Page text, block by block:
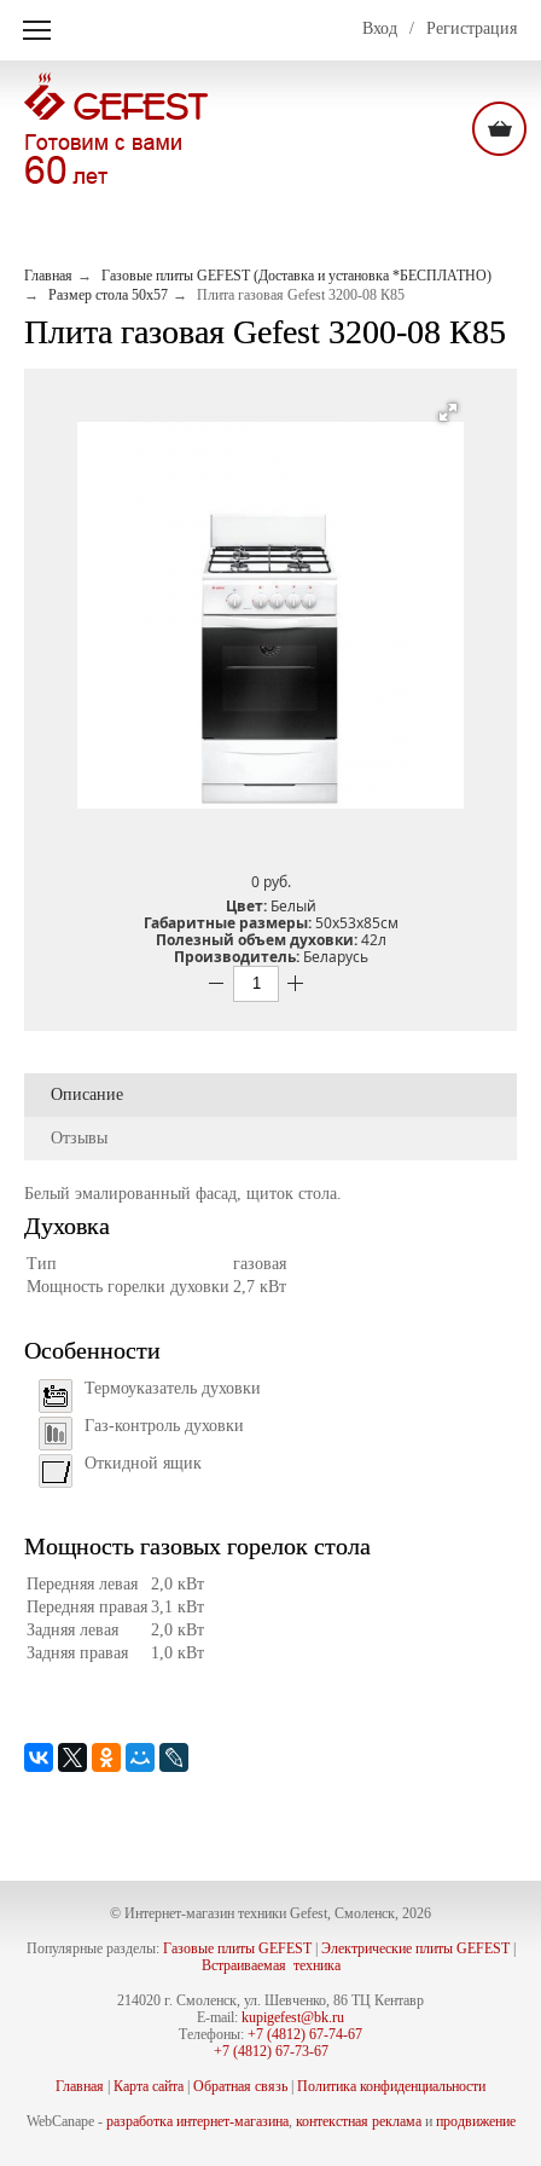
Вход / Регистрация
Главная
Газовые плиты GEFEST (Доставка и установка *БЕСПЛАТНО)
Размер стола 50х57
Плита газовая Gefest 3200-08 К85
Плита газовая Gefest 3200-08 К85
0 pуб.
Цвет:Белый
Габаритные размеры:50х53х85см
Полезный объем духовки:42л
Производитель:Беларусь
Описание
Отзывы
Белый эмалированный фасад, щиток стола.
Духовка
Тип
газовая
Мощность горелки духовки 2,7 кВт
Особенности
Термоуказатель духовки
Газ-контроль духовки
Откидной ящик
Мощность газовых горелок стола
Передняя левая
2,0 кВт
Передняя правая 3,1 кВт
Задняя левая
2,0 кВт
Задняя правая
1,0 кВт
© Интернет-магазин техники Gefest, Смоленск, 2026
Популярные разделы: Газовые плиты GEFEST| Электрические плиты GEFEST|
Встраиваемая техника
214020 г. Смоленск, ул. Шевченко, 86 ТЦ Кентавр
E-mail: kupigefest@bk.ru
Телефоны: +7 (4812) 67-74-67
+7 (4812) 67-73-67
Главная Карта сайта Обратная связь Политика конфиденциальности
WebCanape - разработка интернет-магазина, контекстная рекламаи продвижение